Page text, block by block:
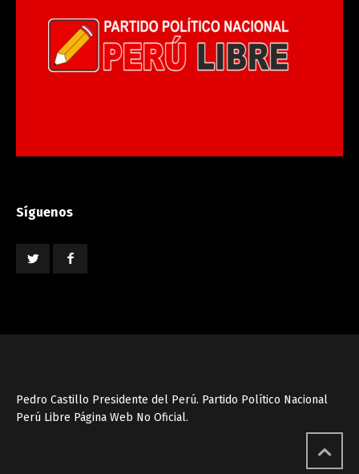
Síguenos
Pedro Castillo Presidente del Perú. Partido Político Nacional
Perú Libre Página Web No Oficial.